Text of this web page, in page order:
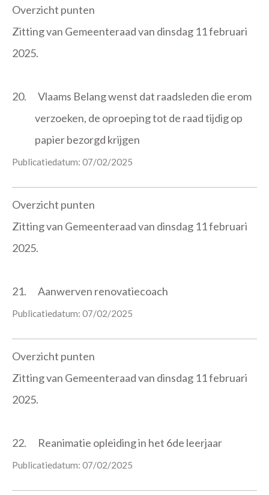
Overzicht punten
Zitting van Gemeenteraad van dinsdag 11 februari
2025.
20.
Vlaams Belang wenst dat raadsleden die erom
verzoeken, de oproeping tot de raad tijdig op
papier bezorgd krijgen
Publicatiedatum: 07/02/2025
Overzicht punten
Zitting van Gemeenteraad van dinsdag 11 februari
2025.
21. Aanwerven renovatiecoach
Publicatiedatum: 07/02/2025
Overzicht punten
Zitting van Gemeenteraad van dinsdag 11 februari
2025.
22. Reanimatie opleiding in het 6de leerjaar
Publicatiedatum: 07/02/2025